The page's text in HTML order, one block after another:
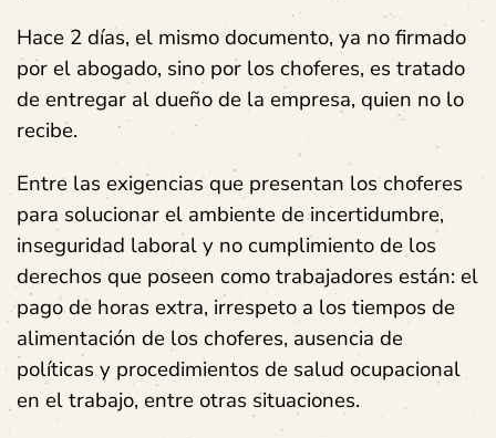
Hace 2 días, el mismo documento, ya no firmado
por el abogado, sino por los choferes, es tratado
de entregar al dueño de la empresa, quien no lo
recibe.
Entre las exigencias que presentan los choferes
para solucionar el ambiente de incertidumbre,
inseguridad laboral y no cumplimiento de los
derechos que poseen como trabajadores están: el
pago de horas extra, irrespeto a los tiempos de
alimentación de los choferes, ausencia de
políticas y procedimientos de salud ocupacional
en el trabajo, entre otras situaciones.